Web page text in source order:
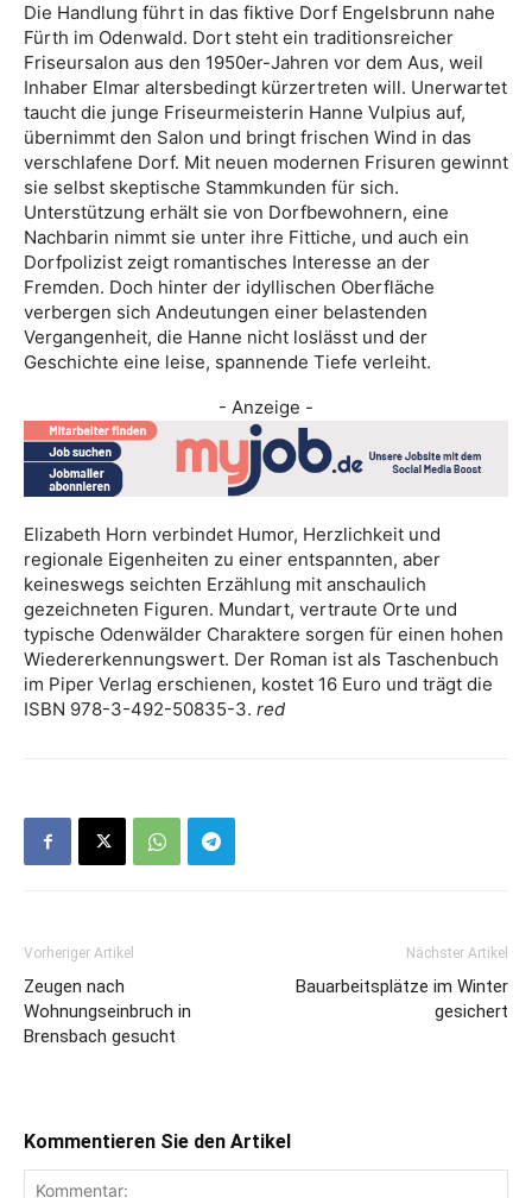
Die Handlung führt in das fiktive Dorf Engelsbrunn nahe
Fürth im Odenwald. Dort steht ein traditionsreicher
Friseursalon aus den 1950er-Jahren vor dem Aus, weil
Inhaber Elmar altersbedingt kürzertreten will. Unerwartet
taucht die junge Friseurmeisterin Hanne Vulpius auf,
übernimmt den Salon und bringt frischen Wind in das
verschlafene Dorf. Mit neuen modernen Frisuren gewinnt
sie selbst skeptische Stammkunden für sich.
Unterstützung erhält sie von Dorfbewohnern, eine
Nachbarin nimmt sie unter ihre Fittiche, und auch ein
Dorfpolizist zeigt romantisches Interesse an der
Fremden. Doch hinter der idyllischen Oberfläche
verbergen sich Andeutungen einer belastenden
Vergangenheit, die Hanne nicht loslässt und der
Geschichte eine leise, spannende Tiefe verleiht.
- Anzeige -
Elizabeth Horn verbindet Humor, Herzlichkeit und
regionale Eigenheiten zu einer entspannten, aber
keineswegs seichten Erzählung mit anschaulich
gezeichneten Figuren. Mundart, vertraute Orte und
typische Odenwälder Charaktere sorgen für einen hohen
Wiedererkennungswert. Der Roman ist als Taschenbuch
im Piper Verlag erschienen, kostet 16 Euro und trägt die
ISBN 978-3-492-50835-3. red
Vorheriger Artikel
Zeugen nach
Wohnungseinbruch in
Brensbach gesucht
Nächster Artikel
Bauarbeitsplätze im Winter
gesichert
Kommentieren Sie den Artikel